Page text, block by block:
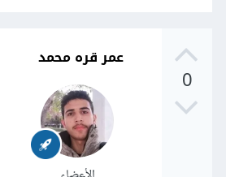
0
عمر قره محمد